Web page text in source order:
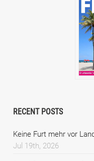
RECENT POSTS
Keine Furt mehr vor
Jul 19th, 2026